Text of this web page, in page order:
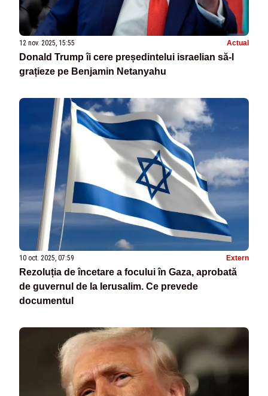
12 nov. 2025, 15:55 Actual
Donald Trump îi cere președintelui israelian să-l
grațieze pe Benjamin Netanyahu
10 oct. 2025, 07:59 Extern
Rezoluția de încetare a focului în Gaza, aprobată
de guvernul de la Ierusalim. Ce prevede
documentul